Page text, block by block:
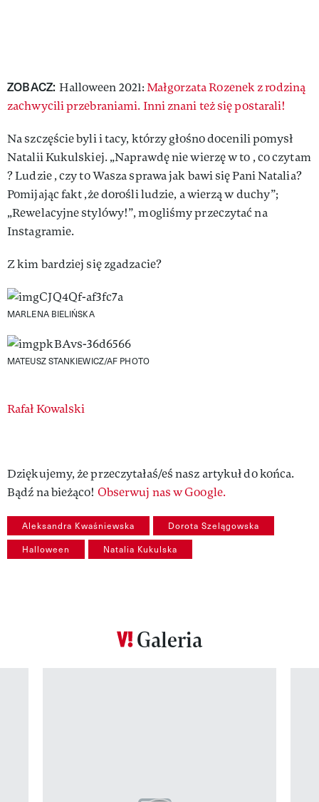
ZOBACZ: Halloween 2021:Małgorzata Rozenek z rodziną
zachwycili przebraniami. Inni znani też się postarali!
Na szczęście byli i tacy, którzy głośno docenili pomysł
Natalii Kukulskiej. „Naprawdę nie wierzę w to , co czytam
? Ludzie , czy to Wasza sprawa jak bawi się Pani Natalia?
Pomijając fakt ,że dorośli ludzie, a wierzą w duchy”;
„Rewelacyjne stylówy!”, mogliśmy przeczytać na
Instagramie.
Z kim bardziej się zgadzacie?
MARLENA BIELIŃSKA
MATEUSZ STANKIEWICZ/AF PHOTO
Authors
Rafał Kowalski
Dziękujemy, że przeczytałaś/eś nasz artykuł do końca.
Bądź na bieżąco! Obserwuj nas w Google.
Aleksandra Kwaśniewska Dorota Szelągowska
Halloween Natalia Kukulska
Galeria